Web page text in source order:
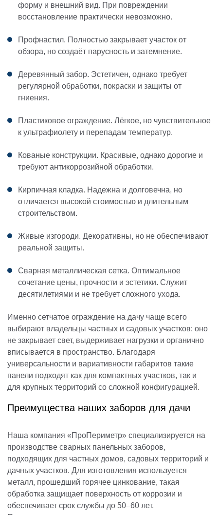
форму и внешний вид. При повреждении
восстановление практически невозможно.
Профнастил. Полностью закрывает участок от
обзора, но создаёт парусность и затемнение.
Деревянный забор. Эстетичен, однако требует
регулярной обработки, покраски и защиты от
гниения.
Пластиковое ограждение. Лёгкое, но чувствительное
к ультрафиолету и перепадам температур.
Кованые конструкции. Красивые, однако дорогие и
требуют антикоррозийной обработки.
Кирпичная кладка. Надежна и долговечна, но
отличается высокой стоимостью и длительным
строительством.
Живые изгороди. Декоративны, но не обеспечивают
реальной защиты.
Сварная металлическая сетка. Оптимальное
сочетание цены, прочности и эстетики. Служит
десятилетиями и не требует сложного ухода.
Именно сетчатое ограждение на дачу чаще всего
выбирают владельцы частных и садовых участков: оно
не закрывает свет, выдерживает нагрузки и органично
вписывается в пространство. Благодаря
универсальности и вариативности габаритов такие
панели подходят как для компактных участков, так и
для крупных территорий со сложной конфигурацией.
Преимущества наших заборов для дачи
Наша компания «ПроПериметр» специализируется на
производстве сварных панельных заборов,
подходящих для частных домов, садовых территорий и
дачных участков. Для изготовления используется
металл, прошедший горячее цинкование, такая
обработка защищает поверхность от коррозии и
обеспечивает срок службы до 50–60 лет.